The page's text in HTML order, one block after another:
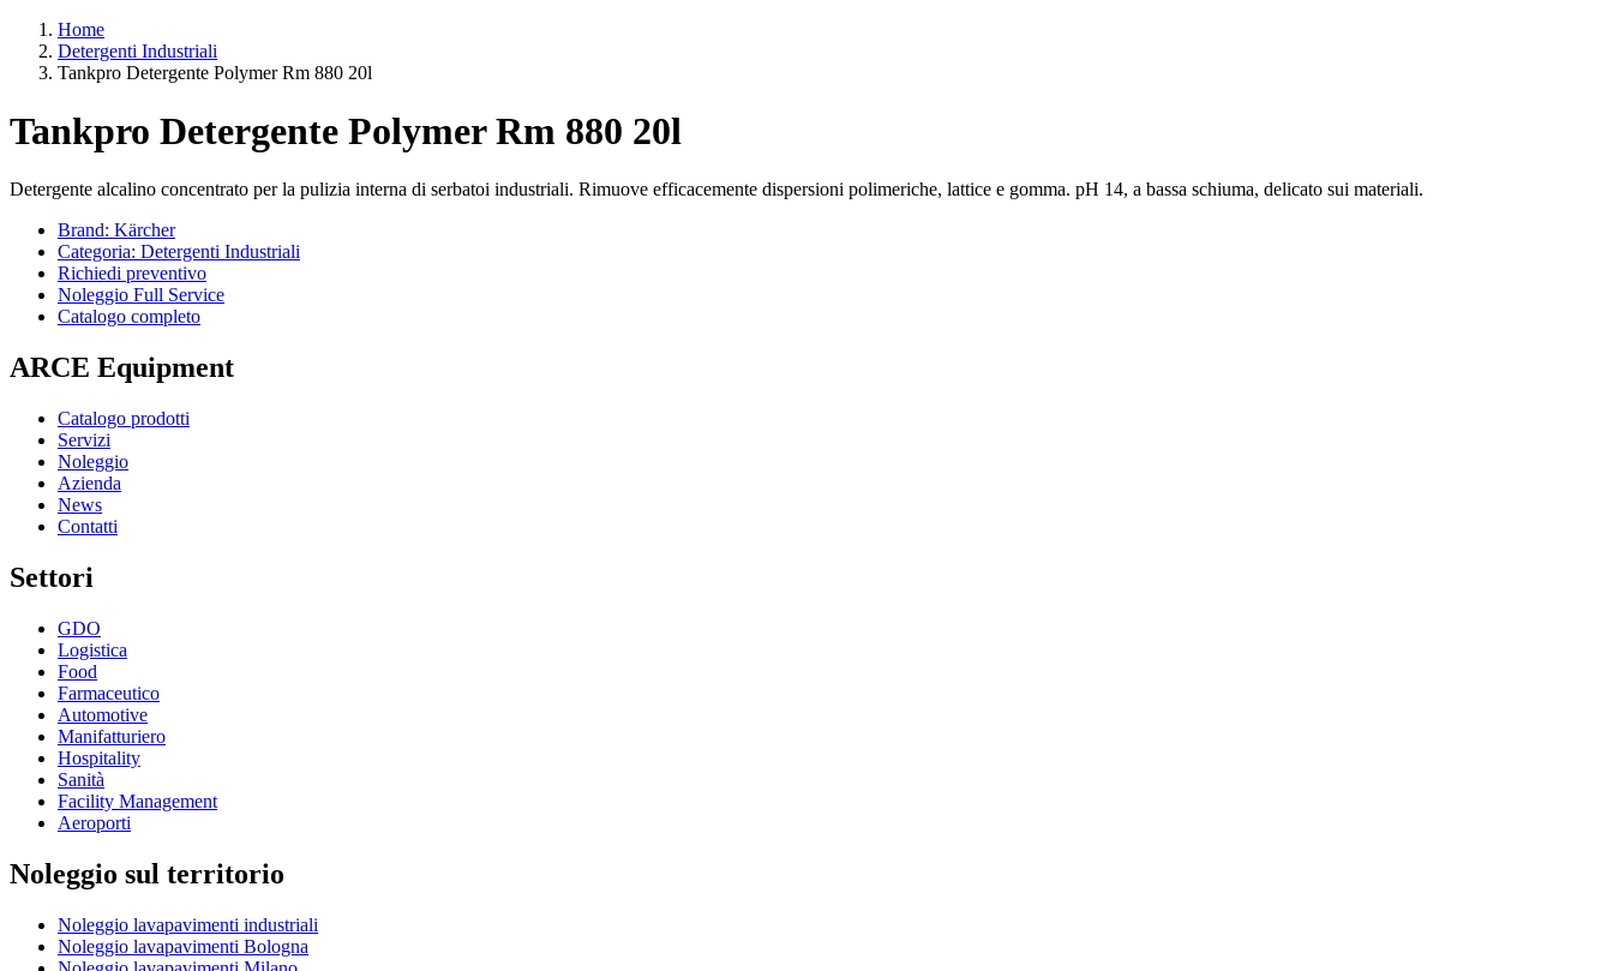
Home
Detergenti Industriali
Tankpro Detergente Polymer Rm 880 20l
Tankpro Detergente Polymer Rm 880 20l
Detergente alcalino concentrato per la pulizia interna di serbatoi industriali. Rimuove efficacemente dispersioni polimeriche, lattice e gomma. pH 14, a bassa schiuma, delicato sui materiali.
Brand: Kärcher
Categoria: Detergenti Industriali
Richiedi preventivo
Noleggio Full Service
Catalogo completo
ARCE Equipment
Catalogo prodotti
Servizi
Noleggio
Azienda
News
Contatti
Settori
GDO
Logistica
Food
Farmaceutico
Automotive
Manifatturiero
Hospitality
Sanità
Facility Management
Aeroporti
Noleggio sul territorio
Noleggio lavapavimenti industriali
Noleggio lavapavimenti Bologna